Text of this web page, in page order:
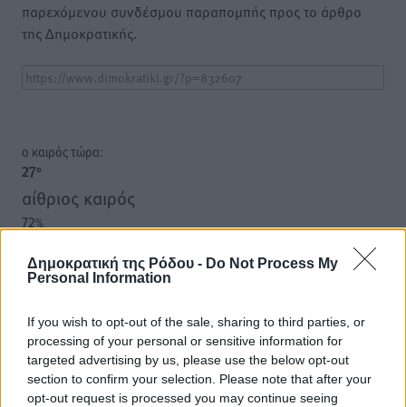
Δημοκρατική της Ρόδου - Do Not Process My
Personal Information
If you wish to opt-out of the sale, sharing to third parties, or
processing of your personal or sensitive information for
targeted advertising by us, please use the below opt-out
section to confirm your selection. Please note that after your
opt-out request is processed you may continue seeing
παρεχόμενου συνδέσμου παραπομπής προς το άρθρο
της Δημοκρατικής.
o καιρός τώρα:
27°
αίθριος καιρός
72%
Δ-ΝΔ
27 °/27°
20:07
πρόγνωση:
32°
ΣΑ